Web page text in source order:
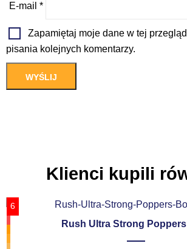
E-mail *
Zapamiętaj moje dane w tej
pisania kolejnych komentarzy.
Klienci kupili
6
Rush Ultra Strong Poppers